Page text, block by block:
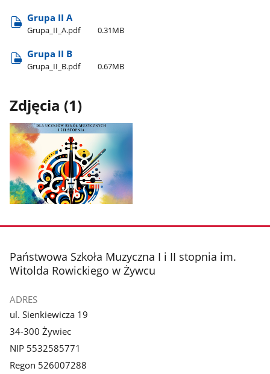
Grupa II A
Grupa​_II​_A.pdf 0.31MB
Grupa II B
Grupa​_II​_B.pdf 0.67MB
Zdjęcia (1)
zdjęcie
galerii.
stopka
Państwowa Szkoła Muzyczna I i II stopnia im.
Witolda Rowickiego w Żywcu
ADRES
ul. Sienkiewicza 19
34-300 Żywiec
NIP 5532585771
Regon 526007288